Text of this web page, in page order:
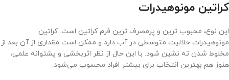
کراتین مونوهیدرات
این نوع، محبوب ترین و پرمصرف ترین فرم کراتین است. کراتین
مونوهیدرات حلالیت متوسطی در آب دارد و ممکن است مقداری از آن بعد از
مخلوط شدن ته نشین شود. با این حال از نظر اثربخشی و پشتوانه علمی،
هنوز هم بهترین انتخاب برای بیشتر افراد محسوب می‌شود.